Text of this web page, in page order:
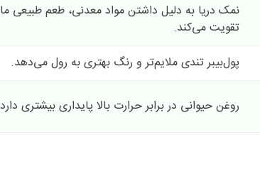
نمک دریا به دلیل داشتن مواد معدنی، طعم طبیعی
تقویت می‌کند.
پول‌بیبر تندی ملایم‌تر و رنگ بهتری به رول می‌دهد.
روغن حیوانی در برابر حرارت بالا پایداری بیشتری